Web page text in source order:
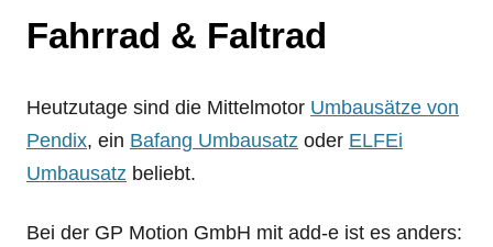
Fahrrad & Faltrad
Heutzutage sind die Mittelmotor Umbausätze von
Pendix, ein Bafang Umbausatz oder ELFEi
Umbausatz beliebt.
Bei der GP Motion GmbH mit add-e ist es anders: